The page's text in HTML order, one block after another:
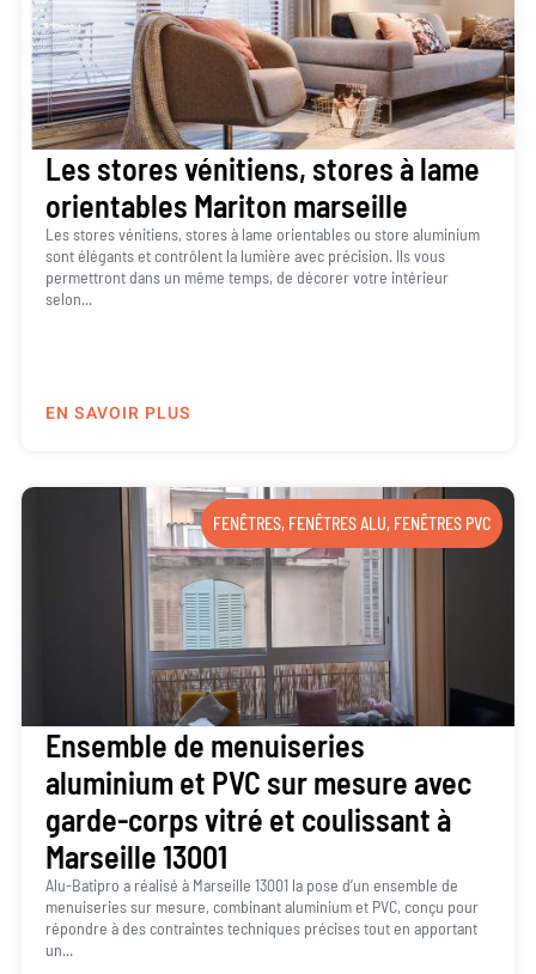
Les stores vénitiens, stores à lame
orientables Mariton marseille
Les stores vénitiens, stores à lame orientables ou store aluminium
sont élégants et contrôlent la lumière avec précision. Ils vous
permettront dans un même temps, de décorer votre intérieur
selon...
EN SAVOIR PLUS
FENÊTRES, FENÊTRES ALU, FENÊTRES PVC
Ensemble de menuiseries
aluminium et PVC sur mesure avec
garde-corps vitré et coulissant à
Marseille 13001
Alu-Batipro a réalisé à Marseille 13001 la pose d’un ensemble de
menuiseries sur mesure, combinant aluminium et PVC, conçu pour
répondre à des contraintes techniques précises tout en apportant
un...